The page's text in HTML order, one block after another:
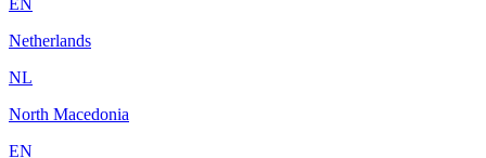
Netherlands
NL
North Macedonia
EN